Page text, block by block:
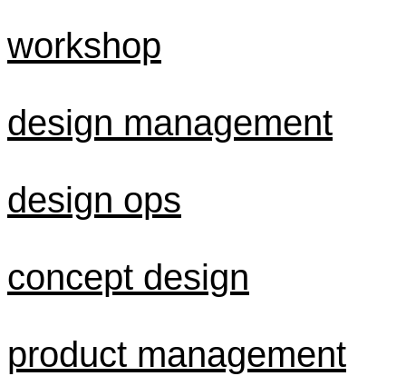
workshop
design management
design ops
concept design
product management